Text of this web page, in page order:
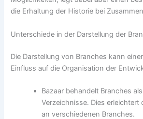
die Erhaltung der Historie bei
Unterschiede in der Darstellung der
Die Darstellung von Branches kann
Einfluss auf die Organisation der
Bazaar behandelt Branches
Verzeichnisse. Dies erleichtert
an verschiedenen Branches.